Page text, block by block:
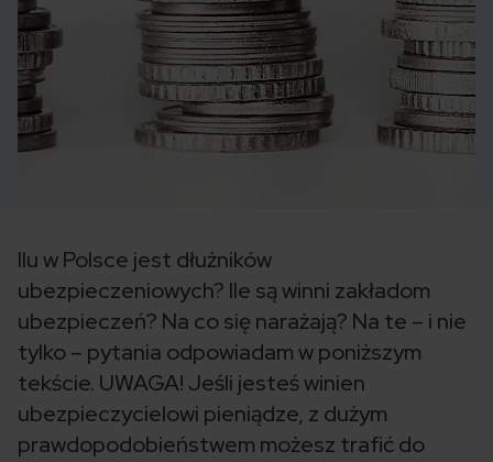
Ilu w Polsce jest dłużników
ubezpieczeniowych? Ile są winni zakładom
ubezpieczeń? Na co się narażają? Na te – i nie
tylko – pytania odpowiadam w poniższym
tekście. UWAGA! Jeśli jesteś winien
ubezpieczycielowi pieniądze, z dużym
prawdopodobieństwem możesz trafić do